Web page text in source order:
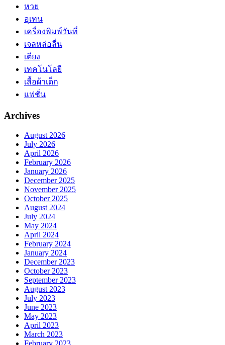
หวย
อุเทน
เครื่องพิมพ์วันที่
เจลหล่อลื่น
เตียง
เทคโนโลยี
เสื้อผ้าเด็ก
แฟชั่น
Archives
August 2026
July 2026
April 2026
February 2026
January 2026
December 2025
November 2025
October 2025
August 2024
July 2024
May 2024
April 2024
February 2024
January 2024
December 2023
October 2023
September 2023
August 2023
July 2023
June 2023
May 2023
April 2023
March 2023
February 2023